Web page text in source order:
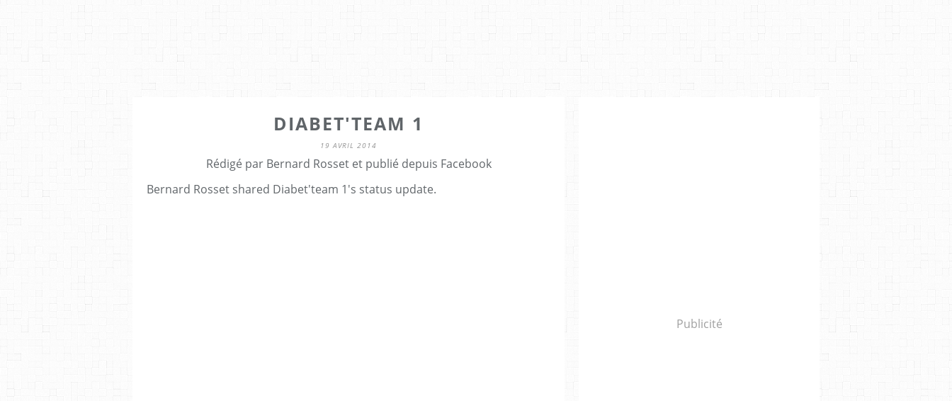
DIABET'TEAM 1
19 AVRIL 2014
Rédigé par Bernard Rosset et publié depuis Facebook
Bernard Rosset shared Diabet'team 1's status update.
Publicité